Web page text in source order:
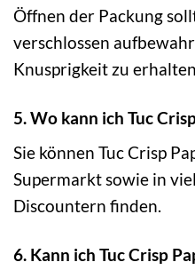
Öffnen der Packung
verschlossen
Knusprigkeit zu erhalten.
5. Wo kann ich Tuc
Sie können Tuc Crisp
Supermarkt sowie in
Discountern finden.
6. Kann ich Tuc Crisp